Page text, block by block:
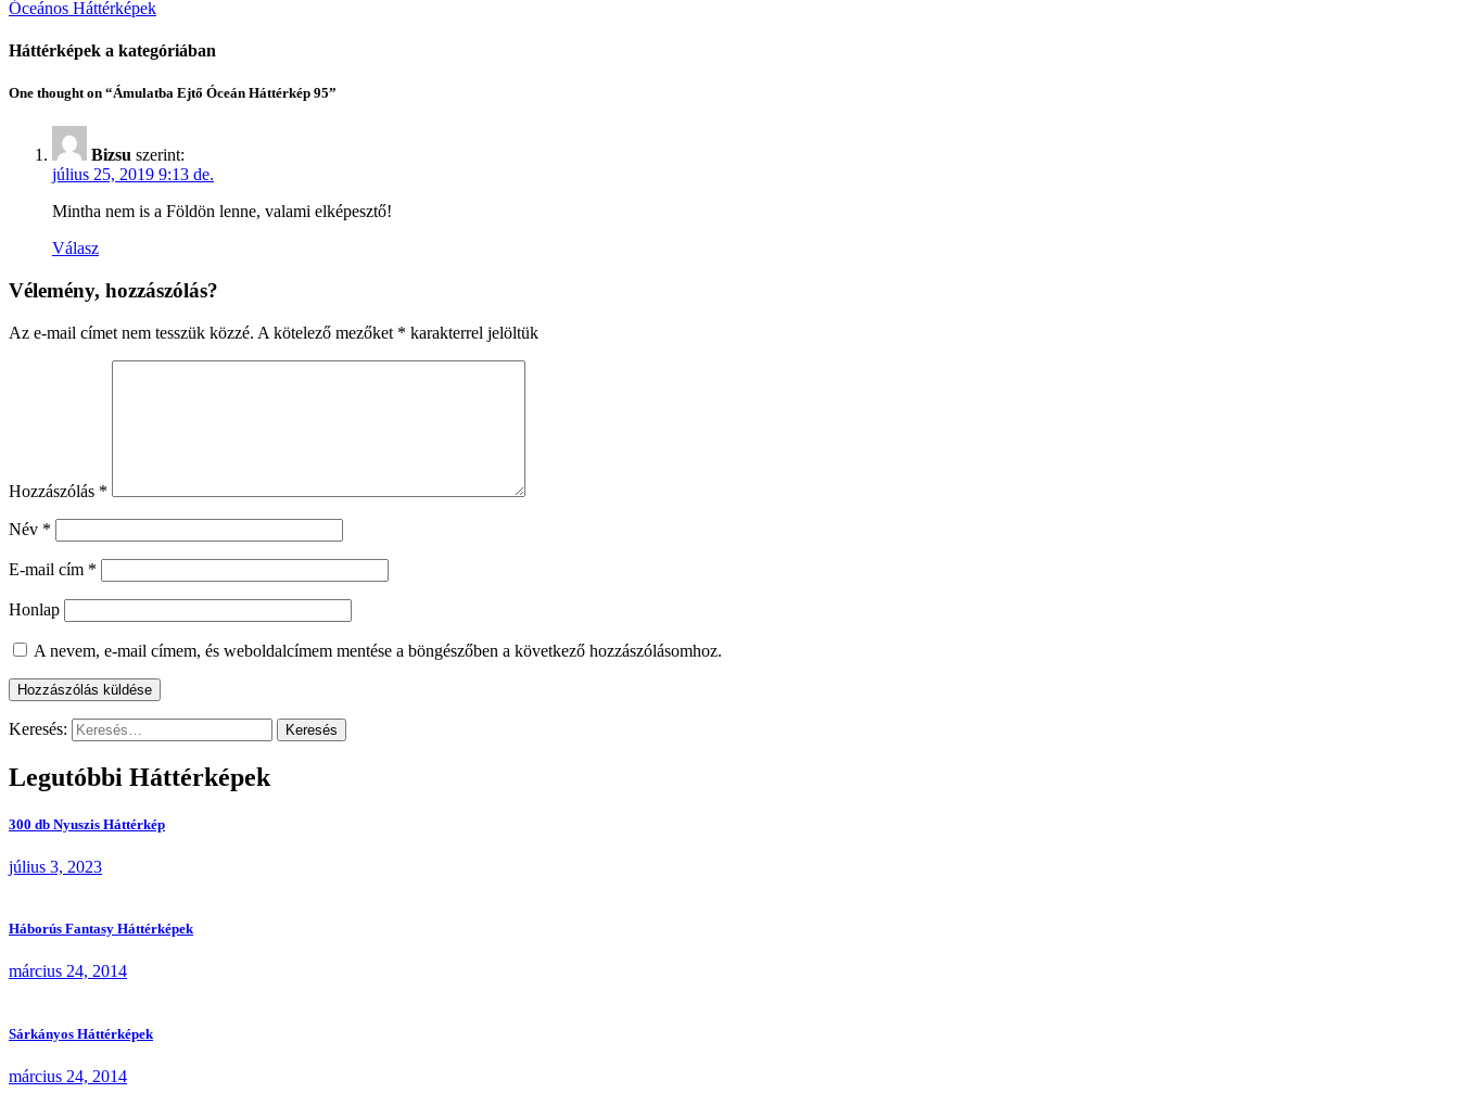
Óceános Háttérképek
Háttérképek a kategóriában
One thought on “Ámulatba Ejtő Óceán Háttérkép 95”
Bizsu szerint:
július 25, 2019 9:13 de.
Mintha nem is a Földön lenne, valami elképesztő!
Válasz
Vélemény, hozzászólás?
Az e-mail címet nem tesszük közzé. A kötelező mezőket * karakterrel jelöltük
Hozzászólás *
Név *
E-mail cím *
Honlap
A nevem, e-mail címem, és weboldalcímem mentése a böngészőben a következő hozzászólásomhoz.
Keresés:
Legutóbbi Háttérképek
300 db Nyuszis Háttérkép
július 3, 2023
Háborús Fantasy Háttérképek
március 24, 2014
Sárkányos Háttérképek
március 24, 2014